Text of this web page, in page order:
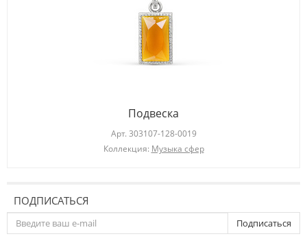
Подвеска
Арт. 303107-128-0019
Коллекция: Музыка сфер
ПОДПИСАТЬСЯ
Подписаться